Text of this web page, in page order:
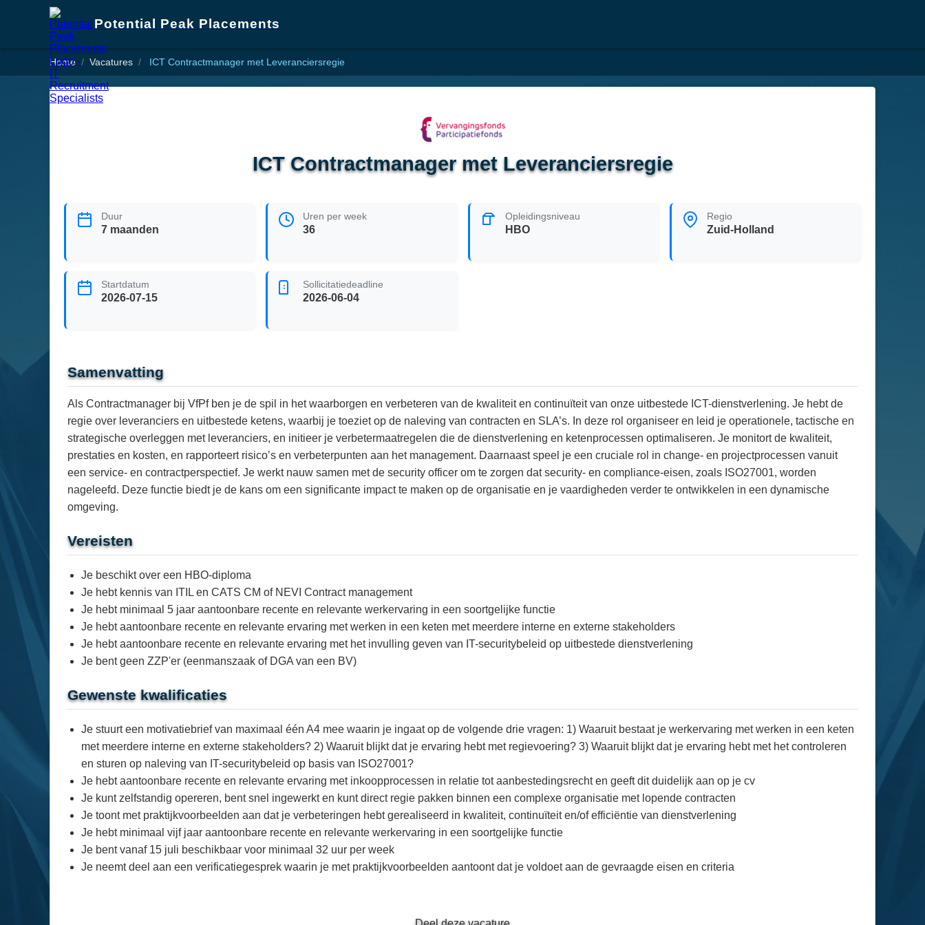
Potential Peak Placements
Home Vacatures ICT Contractmanager met Leveranciersregie
ICT Contractmanager met Leveranciersregie
Duur
7 maanden
Uren per week
36
Opleidingsniveau
HBO
Regio
Zuid-Holland
Startdatum
2026-07-15
Sollicitatiedeadline
2026-06-04
Samenvatting
Als Contractmanager bij VfPf ben je de spil in het waarborgen en verbeteren van de kwaliteit en continuïteit van onze uitbestede ICT-dienstverlening. Je hebt de
regie over leveranciers en uitbestede ketens, waarbij je toeziet op de naleving van contracten en SLA’s. In deze rol organiseer en leid je operationele, tactische en
strategische overleggen met leveranciers, en initieer je verbetermaatregelen die de dienstverlening en ketenprocessen optimaliseren. Je monitort de kwaliteit,
prestaties en kosten, en rapporteert risico’s en verbeterpunten aan het management. Daarnaast speel je een cruciale rol in change- en projectprocessen vanuit
een service- en contractperspectief. Je werkt nauw samen met de security officer om te zorgen dat security- en compliance-eisen, zoals ISO27001, worden
nageleefd. Deze functie biedt je de kans om een significante impact te maken op de organisatie en je vaardigheden verder te ontwikkelen in een dynamische
omgeving.
Vereisten
Je beschikt over een HBO-diploma
Je hebt kennis van ITIL en CATS CM of NEVI Contract management
Je hebt minimaal 5 jaar aantoonbare recente en relevante werkervaring in een soortgelijke functie
Je hebt aantoonbare recente en relevante ervaring met werken in een keten met meerdere interne en externe stakeholders
Je hebt aantoonbare recente en relevante ervaring met het invulling geven van IT-securitybeleid op uitbestede dienstverlening
Je bent geen ZZP'er (eenmanszaak of DGA van een BV)
Gewenste kwalificaties
Je stuurt een motivatiebrief van maximaal één A4 mee waarin je ingaat op de volgende drie vragen: 1) Waaruit bestaat je werkervaring met werken in een keten
met meerdere interne en externe stakeholders? 2) Waaruit blijkt dat je ervaring hebt met regievoering? 3) Waaruit blijkt dat je ervaring hebt met het controleren
en sturen op naleving van IT-securitybeleid op basis van ISO27001?
Je hebt aantoonbare recente en relevante ervaring met inkoopprocessen in relatie tot aanbestedingsrecht en geeft dit duidelijk aan op je cv
Je kunt zelfstandig opereren, bent snel ingewerkt en kunt direct regie pakken binnen een complexe organisatie met lopende contracten
Je toont met praktijkvoorbeelden aan dat je verbeteringen hebt gerealiseerd in kwaliteit, continuïteit en/of efficiëntie van dienstverlening
Je hebt minimaal vijf jaar aantoonbare recente en relevante werkervaring in een soortgelijke functie
Je bent vanaf 15 juli beschikbaar voor minimaal 32 uur per week
Je neemt deel aan een verificatiegesprek waarin je met praktijkvoorbeelden aantoont dat je voldoet aan de gevraagde eisen en criteria